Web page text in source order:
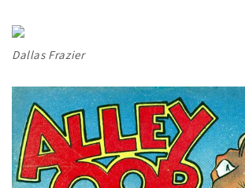
Dallas Frazier